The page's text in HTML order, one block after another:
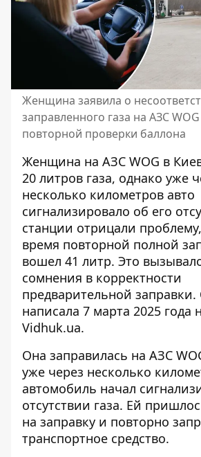
Женщина заявила о
заправленного газа на АЗС
повторной проверки баллона
Женщина на АЗС WOG в
20 литров газа, однако уже
несколько километров авто
сигнализировало об его
станции отрицали
время повторной полной
вошел 41 литр. Это
сомнения в корректности
предварительной
написала 7 марта 2025 года
Vidhuk.ua.
Она заправилась на АЗС
уже через несколько
автомобиль начал
отсутствии газа. Ей
на заправку и повторно
транспортное средство.